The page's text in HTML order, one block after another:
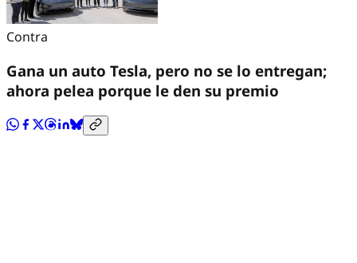
Contra
Gana un auto Tesla, pero no se lo entregan;
ahora pelea porque le den su premio